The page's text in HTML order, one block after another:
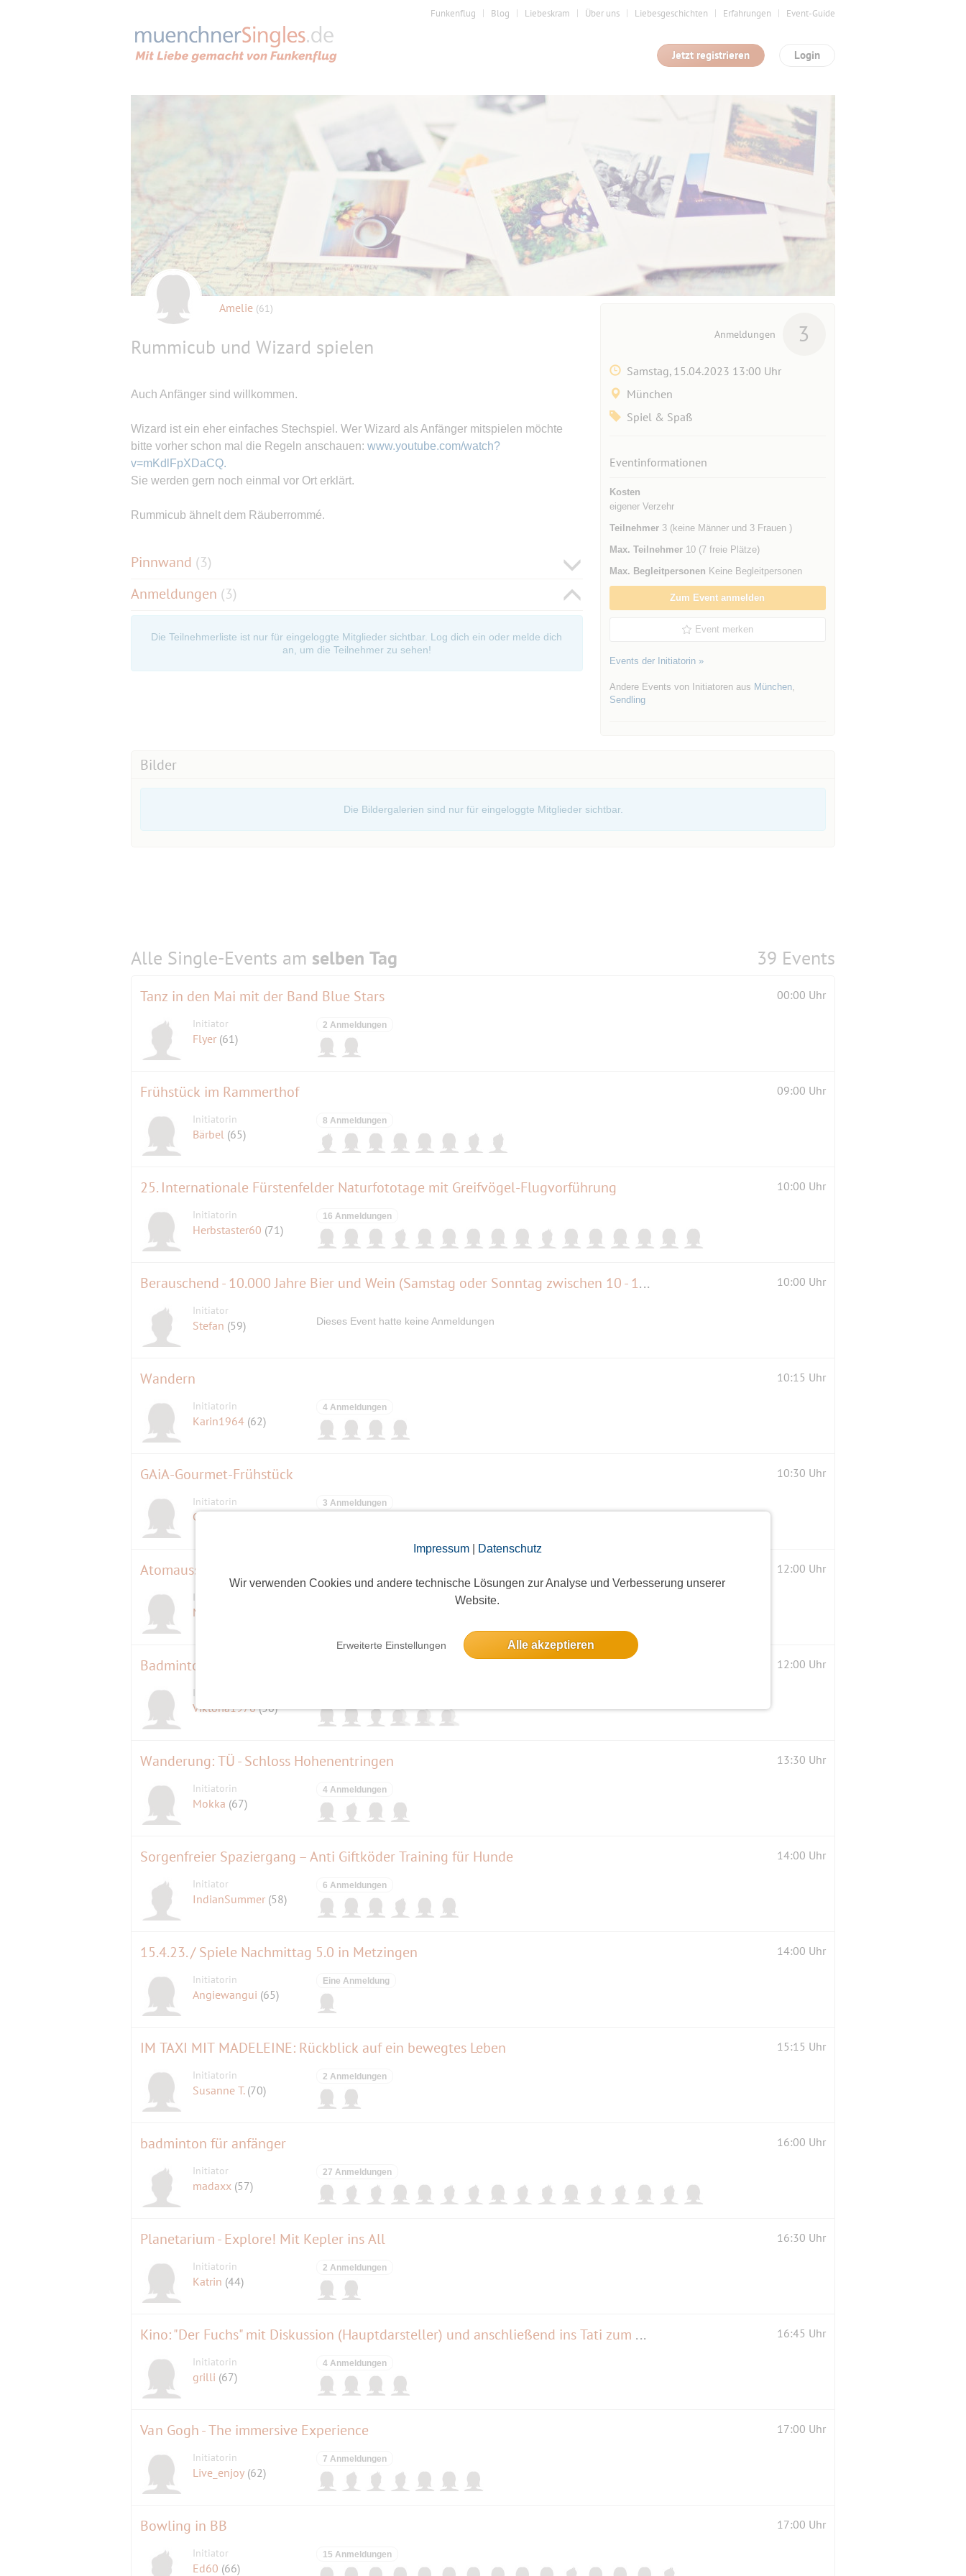
Impressum| Datenschutz
Wir verwenden Cookies und andere technische Lösungen zur Analyse und Verbesserung unserer
Website.
Erweiterte Einstellungen Alle akzeptieren
Funkenflug Blog Liebeskram Über uns Liebesgeschichten Erfahrungen Event-Guide
Login
Jetzt registrieren
Amelie (61)
Rummicub und Wizard spielen
Auch Anfänger sind willkommen.
Wizard ist ein eher einfaches Stechspiel. Wer Wizard als Anfänger mitspielen möchte
bitte vorher schon mal die Regeln anschauen: www.youtube.com/watch?
v=mKdlFpXDaCQ.
Sie werden gern noch einmal vor Ort erklärt.
Rummicub ähnelt dem Räuberrommé.
Pinnwand (3)
Anmeldungen (3)
Die Teilnehmerliste ist nur für eingeloggte Mitglieder sichtbar. Log dich ein oder melde dich
an, um die Teilnehmer zu sehen!
Anmeldungen 3
Samstag, 15.04.2023 13:00 Uhr
München
Spiel & Spaß
Eventinformationen
Kosten
eigener Verzehr
Teilnehmer3 (keine Männer und 3 Frauen )
Max. Teilnehmer10 (7 freie Plätze)
Max. Begleitpersonen Keine Begleitpersonen
Zum Event anmelden
Event merken
Events der Initiatorin »
Andere Events von Initiatoren aus München,
Sendling
Bilder
Die Bildergalerien sind nur für eingeloggte Mitglieder sichtbar.
Alle Single-Events am selben Tag 39 Events
Tanz in den Mai mit der Band Blue Stars 00:00 Uhr
Initiator
Flyer (61)
2 Anmeldungen
Frühstück im Rammerthof 09:00 Uhr
Initiatorin
Bärbel (65)
8 Anmeldungen
25. Internationale Fürstenfelder Naturfototage mit Greifvögel-Flugvorführung 10:00 Uhr
Initiatorin
Herbstaster60 (71)
16 Anmeldungen
Berauschend - 10.000 Jahre Bier und Wein (Samstag oder Sonntag zwischen 10 - 17 Uhr) 10:00 Uhr
Initiator
Stefan (59) Dieses Event hatte keine Anmeldungen
Wandern 10:15 Uhr
Initiatorin
Karin1964 (62)
4 Anmeldungen
GAiA-Gourmet-Frühstück 10:30 Uhr
Initiatorin
Coala(64)
3 Anmeldungen
Atomausstiegs Fest 12:00 Uhr
Initiatorin
Miteinand
Badminton spielen und Freude haben 12:00 Uhr
Initiatorin
Viktoria1976(50)
Wanderung: TÜ - Schloss Hohenentringen 13:30 Uhr
Initiatorin
Mokka (67)
4 Anmeldungen
Sorgenfreier Spaziergang – Anti Giftköder Training für Hunde 14:00 Uhr
Initiator
IndianSummer (58)
6 Anmeldungen
15.4.23. / Spiele Nachmittag 5.0 in Metzingen 14:00 Uhr
Initiatorin
Angiewangui (65)
Eine Anmeldung
IM TAXI MIT MADELEINE: Rückblick auf ein bewegtes Leben 15:15 Uhr
Initiatorin
Susanne T. (70)
2 Anmeldungen
badminton für anfänger 16:00 Uhr
Initiator
madaxx (57)
27 Anmeldungen
Planetarium - Explore! Mit Kepler ins All 16:30 Uhr
Initiatorin
Katrin (44)
2 Anmeldungen
Kino: "Der Fuchs" mit Diskussion (Hauptdarsteller) und anschließend ins Tati zum Kennenlernen 16:45 Uhr
Initiatorin
grilli (67)
4 Anmeldungen
Van Gogh - The immersive Experience 17:00 Uhr
Initiatorin
Live_enjoy (62)
7 Anmeldungen
Bowling in BB 17:00 Uhr
Initiator
Ed60 (66)
15 Anmeldungen